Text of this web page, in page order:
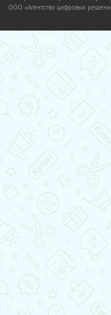
OOO «Агентство цифровых